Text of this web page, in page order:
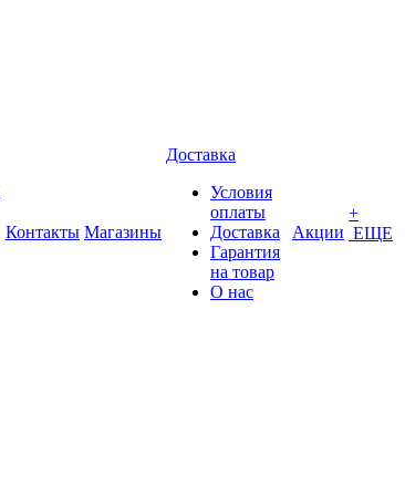
Контакты Магазины
Доставка
Условия
оплаты
Доставка
Гарантия
на товар
О нас
Акции
+
ЕЩЕ